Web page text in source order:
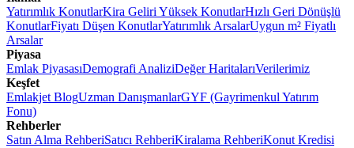
Yatırımlık KonutlarKira Geliri Yüksek KonutlarHızlı Geri Dönüşlü
KonutlarFiyatı Düşen KonutlarYatırımlık ArsalarUygun m² Fiyatlı
Arsalar
Piyasa
Emlak PiyasasıDemografi AnaliziDeğer HaritalarıVerilerimiz
Keşfet
Emlakjet BlogUzman DanışmanlarGYF (Gayrimenkul Yatırım
Fonu)
Rehberler
Satın Alma RehberiSatıcı RehberiKiralama RehberiKonut Kredisi